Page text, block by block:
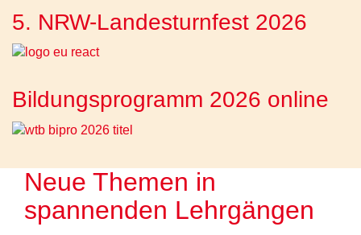
5. NRW-Landesturnfest 2026
Bildungsprogramm 2026 online
Neue Themen in
spannenden Lehrgängen